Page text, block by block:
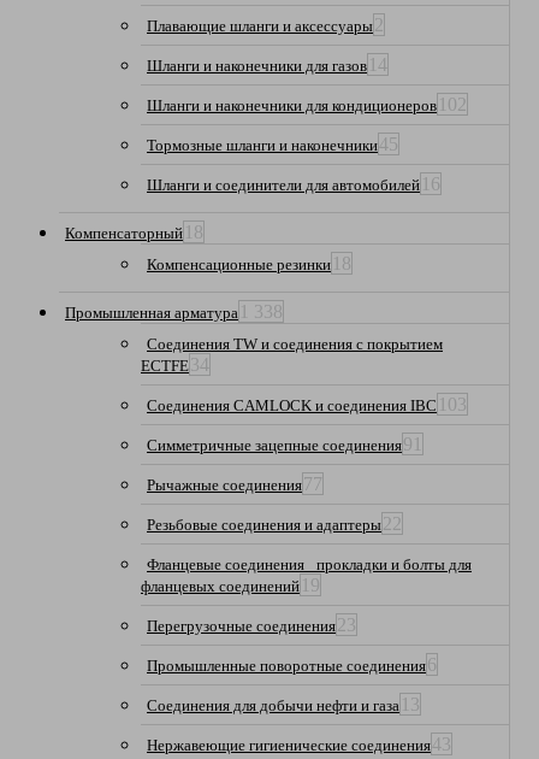
Плавающие шланги и аксессуары2
Шланги и наконечники для газов 14
Шланги и наконечники для кондиционеров 102
Тормозные шланги и наконечники45
Шланги и соединители для автомобилей 16
Компенсаторный 18
Компенсационные резинки 18
Промышленная арматура 1 338
Соединения TW и соединения с покрытием
ECTFE 34
Соединения CAMLOCK и соединения IBC 103
Симметричные зацепные соединения91
Рычажные соединения77
Резьбовые соединения и адаптеры22
Фланцевые соединения_ прокладки и болты для
фланцевых соединений 19
Перегрузочные соединения23
Промышленные поворотные соединения6
Соединения для добычи нефти и газа 13
Нержавеющие гигиенические соединения43